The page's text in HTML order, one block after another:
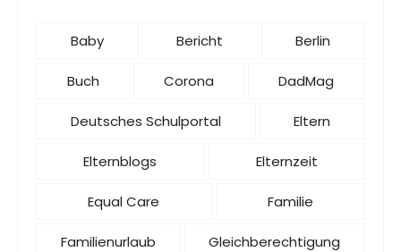
Baby Bericht Berlin
Buch Corona DadMag
Deutsches Schulportal Eltern
Elternblogs Elternzeit
Equal Care Familie
Familienurlaub Gleichberechtigung